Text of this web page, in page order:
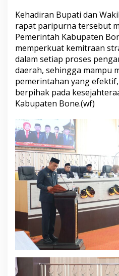
D
2
0
2
5
Kehadiran Bupati dan
rapat paripurna tersebut
Pemerintah Kabupaten
memperkuat kemitraan
dalam setiap proses
daerah, sehingga mampu
pemerintahan yang
berpihak pada
Kabupaten Bone.(wf)